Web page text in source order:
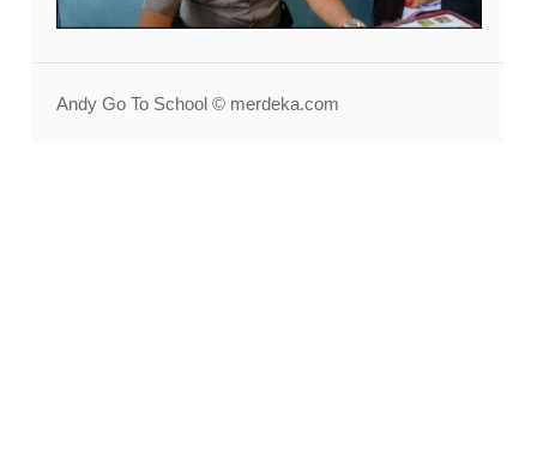
Andy Go To School © merdeka.com